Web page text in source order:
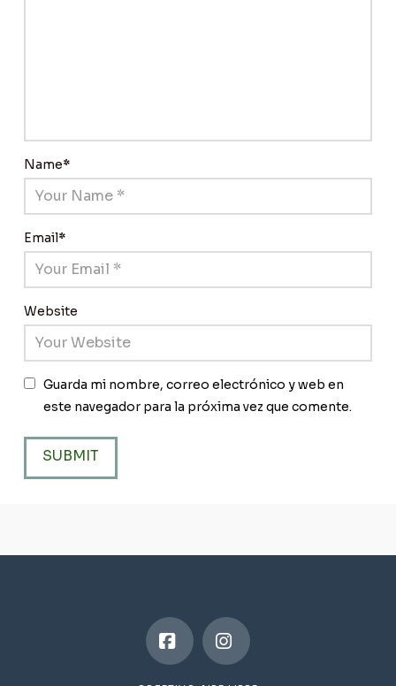
Name*
Email*
Website
Guarda mi nombre, correo electrónico y web en
este navegador para la próxima vez que comente.